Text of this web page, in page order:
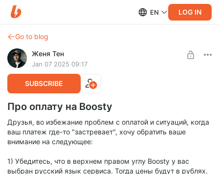
EN LOG IN
Go to blog
Женя Тен
Jan 07 2025 09:17
SUBSCRIBE
Про оплату на Boosty
Друзья, во избежание проблем с оплатой и ситуаций, когда
ваш платеж где-то "застревает", хочу обратить ваше
внимание на следующее:
1) Убедитесь, что в верхнем правом углу Boosty у вас
выбран русский язык сервиса. Тогда цены будут в рублях.